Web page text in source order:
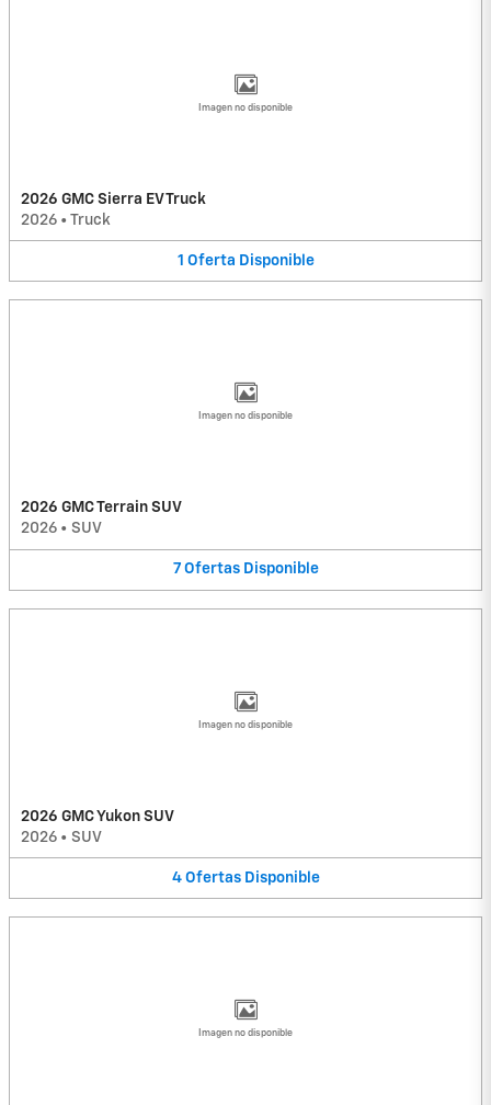
Imagen no disponible
2026 GMC Sierra EV Truck
2026 • Truck
1 Oferta Disponible
Imagen no disponible
2026 GMC Terrain SUV
2026 • SUV
7 Ofertas Disponible
Imagen no disponible
2026 GMC Yukon SUV
2026 • SUV
4 Ofertas Disponible
Imagen no disponible